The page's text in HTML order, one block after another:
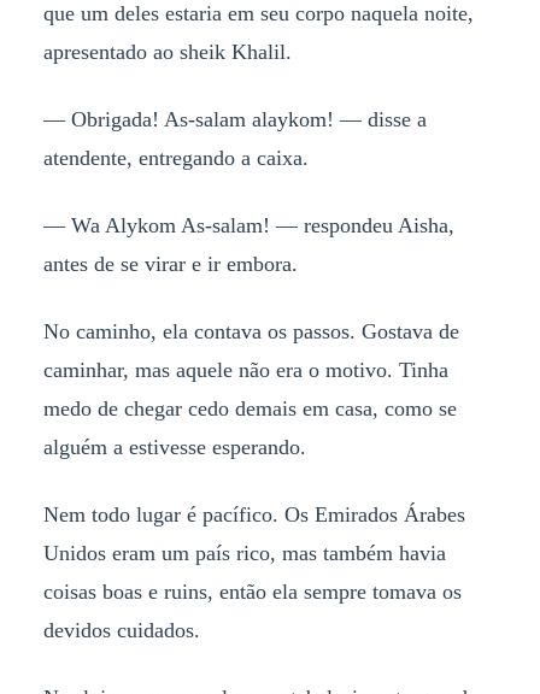
que um deles estaria em seu corpo naquela noite,
apresentado ao sheik Khalil.
— Obrigada! As-salam alaykom! — disse a
atendente, entregando a caixa.
— Wa Alykom As-salam! — respondeu Aisha,
antes de se virar e ir embora.
No caminho, ela contava os passos. Gostava de
caminhar, mas aquele não era o motivo. Tinha
medo de chegar cedo demais em casa, como se
alguém a estivesse esperando.
Nem todo lugar é pacífico. Os Emirados Árabes
Unidos eram um país rico, mas também havia
coisas boas e ruins, então ela sempre tomava os
devidos cuidados.